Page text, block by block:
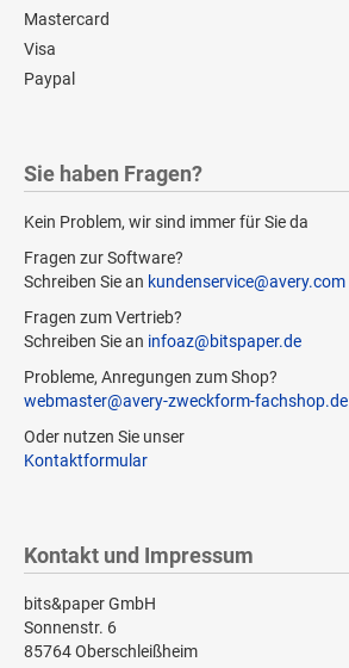
Mastercard
Visa
Paypal
Sie haben Fragen?
Kein Problem, wir sind immer für Sie da
Fragen zur Software?
Schreiben Sie an kundenservice@avery.com
Fragen zum Vertrieb?
Schreiben Sie an infoaz@bitspaper.de
Probleme, Anregungen zum Shop?
webmaster@avery-zweckform-fachshop.de
Oder nutzen Sie unser
Kontaktformular
Kontakt und Impressum
bits&paper GmbH
Sonnenstr. 6
85764 Oberschleißheim